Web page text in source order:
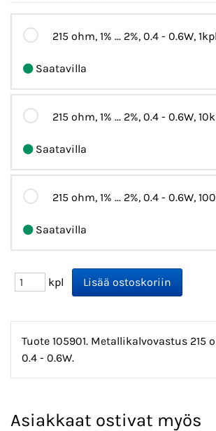
215 ohm, 1% ... 2%, 0.4 - 0.6W, 1kpl
Saatavilla
215 ohm, 1% ... 2%, 0.4 - 0.6W,
Saatavilla
215 ohm, 1% ... 2%, 0.4 - 0.6W,
Saatavilla
kpl
Tuote 105901. Metallikalvovastus 215
0.4 - 0.6W.
Asiakkaat ostivat myös